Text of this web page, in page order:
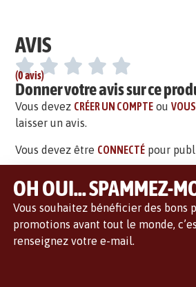
AVIS
(0 avis)
Donner votre avis sur ce
Vous devez CRÉER UN COMPTE ou
laisser un avis.
Vous devez être CONNECTÉ pour
OH OUI... SPAMMEZ-
Vous souhaitez bénéficier des bons
promotions avant tout le monde,
renseignez votre e-mail.